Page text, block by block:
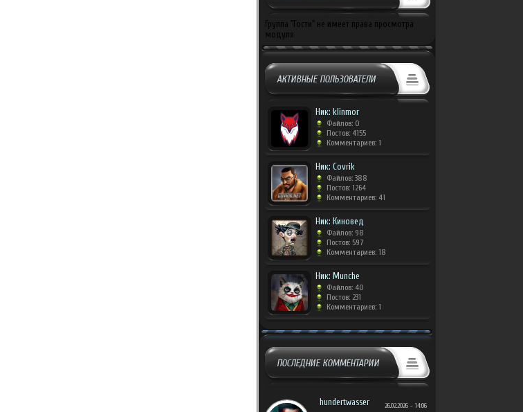
Группа "Гости" не имеет права просмотра
модуля
АКТИВНЫЕ ПОЛЬЗОВАТЕЛИ
Ник: klinmor
Файлов: 0
Постов: 4155
Комментариев: 1
Ник: Covrik
Файлов: 388
Постов: 1264
Комментариев: 41
Ник: Киновед
Файлов: 98
Постов: 597
Комментариев: 18
Ник: Munche
Файлов: 40
Постов: 231
Комментариев: 1
ПОСЛЕДНИЕ КОММЕНТАРИИ
hundertwasser 26.02.2026 - 14:06